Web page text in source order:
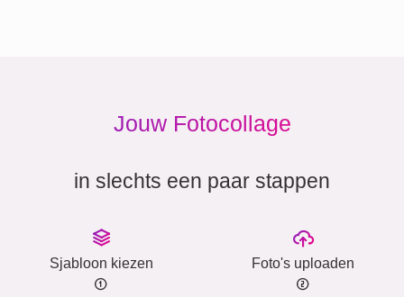
Jouw Fotocollage
in slechts een paar stappen
Sjabloon kiezen Foto's uploaden